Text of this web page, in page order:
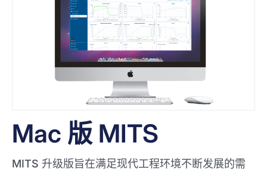
Mac 版 MITS
MITS 升级版旨在满足现代工程环境不断发展的需